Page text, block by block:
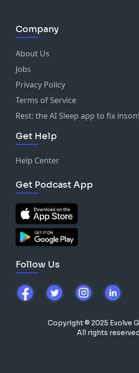
Company
About Us
Jobs
Privacy Policy
Terms of Service
Rest: the AI Sleep app to fix
Get Help
Help Center
Get Podcast App
Follow Us
Copyright © 2025 Evolve
All rights